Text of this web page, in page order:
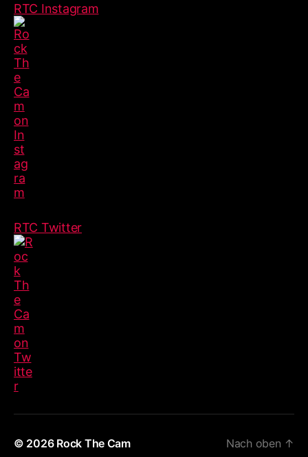
RTC Instagram
RTC Twitter
© 2026 Rock The Cam Nach oben ↑